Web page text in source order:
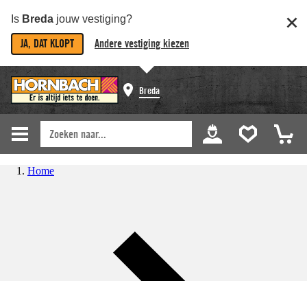
Is Breda jouw vestiging?
JA, DAT KLOPT Andere vestiging kiezen
Breda
Home